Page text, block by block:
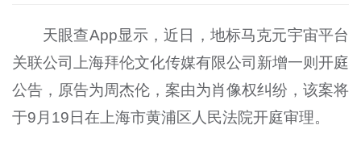
天眼查App显示，近日，地标马克元宇宙平台
关联公司上海拜伦文化传媒有限公司新增一则开庭
公告，原告为周杰伦，案由为肖像权纠纷，该案将
于9月19日在上海市黄浦区人民法院开庭审理。